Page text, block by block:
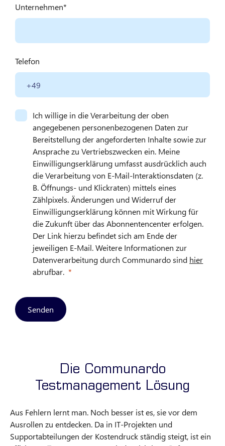
Unternehmen
Telefon
Ich willige in die Verarbeitung der oben
angegebenen personenbezogenen Daten zur
Bereitstellung der angeforderten Inhalte sowie zur
Ansprache zu Vertriebszwecken ein. Meine
Einwilligungserklärung umfasst ausdrücklich auch
die Verarbeitung von E-Mail-Interaktionsdaten (z.
B. Öffnungs- und Klickraten) mittels eines
Zählpixels. Änderungen und Widerruf der
Einwilligungserklärung können mit Wirkung für
die Zukunft über das Abonnentencenter erfolgen.
Der Link hierzu befindet sich am Ende der
jeweiligen E-Mail. Weitere Informationen zur
Datenverarbeitung durch Communardo sind hier
abrufbar.
Senden
Die Communardo
Testmanagement Lösung
Aus Fehlern lernt man. Noch besser ist es, sie vor dem
Ausrollen zu entdecken. Da in IT-Projekten und
Supportabteilungen der Kostendruck ständig steigt, ist ein